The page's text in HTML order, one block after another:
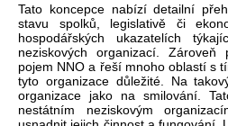
Tato koncepce nabízí detailní
stavu spolků, legislativě či
hospodářských ukazatelích
neziskových organizací. Zároveň
pojem NNO a řeší mnoho oblastí s
tyto organizace důležité. Na
organizace jako na smilování.
nestátním neziskovým